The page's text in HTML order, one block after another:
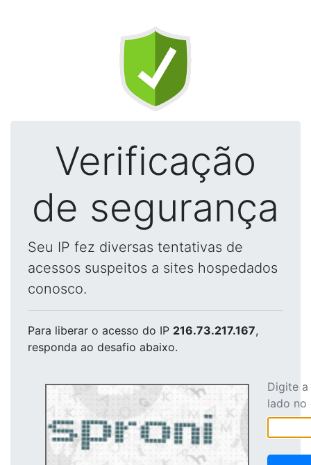
Verificação
de segurança
Seu IP fez diversas tentativas de
acessos suspeitos a sites hospedados
conosco.
Para liberar o acesso do IP 216.73.217.167,
responda ao desafio abaixo.
Digite
lado no